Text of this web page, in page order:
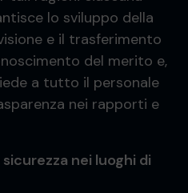
lo sviluppo della
e il trasferimento
del merito e,
a tutto il personale
nei rapporti e
nei luoghi di